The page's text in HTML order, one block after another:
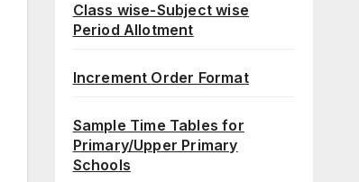
Class wise-Subject wise
Period Allotment
Increment Order Format
Sample Time Tables for
Primary/Upper Primary
Schools